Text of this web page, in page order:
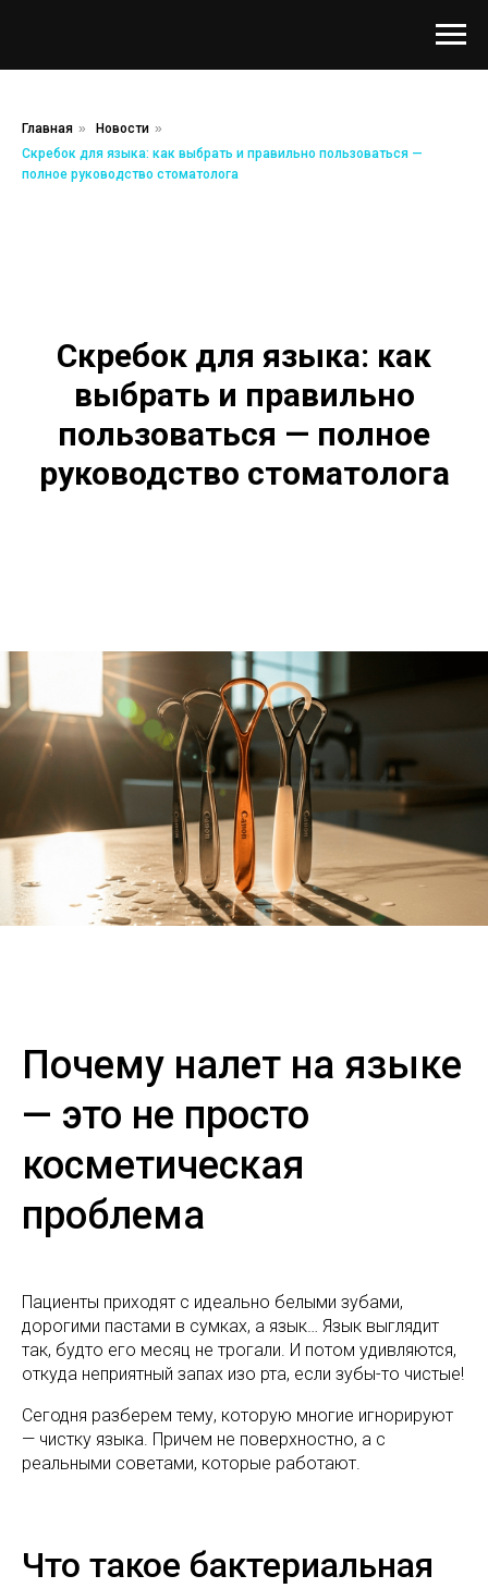
Главная » Новости »
Скребок для языка: как выбрать и правильно пользоваться —
полное руководство стоматолога
Скребок для языка: как
выбрать и правильно
пользоваться — полное
руководство стоматолога
Почему налет на языке
— это не просто
косметическая
проблема
Пациенты приходят с идеально белыми зубами,
дорогими пастами в сумках, а язык… Язык выглядит
так, будто его месяц не трогали. И потом удивляются,
откуда неприятный запах изо рта, если зубы-то чистые!
Сегодня разберем тему, которую многие игнорируют
— чистку языка. Причем не поверхностно, а с
реальными советами, которые работают.
Что такое бактериальная